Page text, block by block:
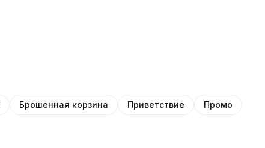
Брошенная корзина Приветствие Промо